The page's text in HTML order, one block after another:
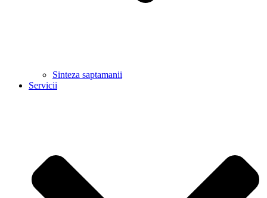
Sinteza saptamanii
Servicii